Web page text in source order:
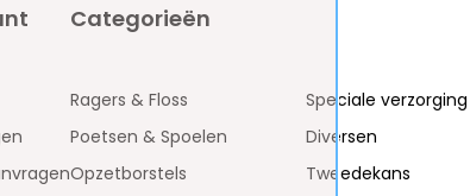
Categorieën
Ragers & Floss
Poetsen & Spoelen
Opzetborstels
Speciale verzorging
Diversen
Tweedekans